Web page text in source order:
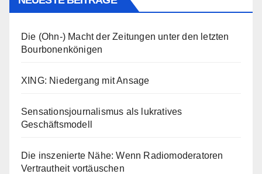
Die (Ohn-) Macht der Zeitungen unter den letzten
Bourbonenkönigen
XING: Niedergang mit Ansage
Sensationsjournalismus als lukratives
Geschäftsmodell
Die inszenierte Nähe: Wenn Radiomoderatoren
Vertrautheit vortäuschen